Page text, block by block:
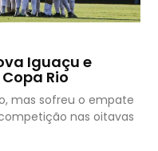
Iguaçu e
Rio
mas sofreu o empate
nas oitavas